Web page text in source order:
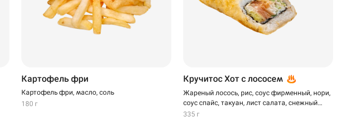
Картофель фри
Картофель фри, масло, соль
180 г
Кручитос Хот с лососем
Жареный лосось, рис, соус фирменный, нори,
соус спайс, такуан, лист салата, снежный
краб, моцарелла, кляр и панко
335 г